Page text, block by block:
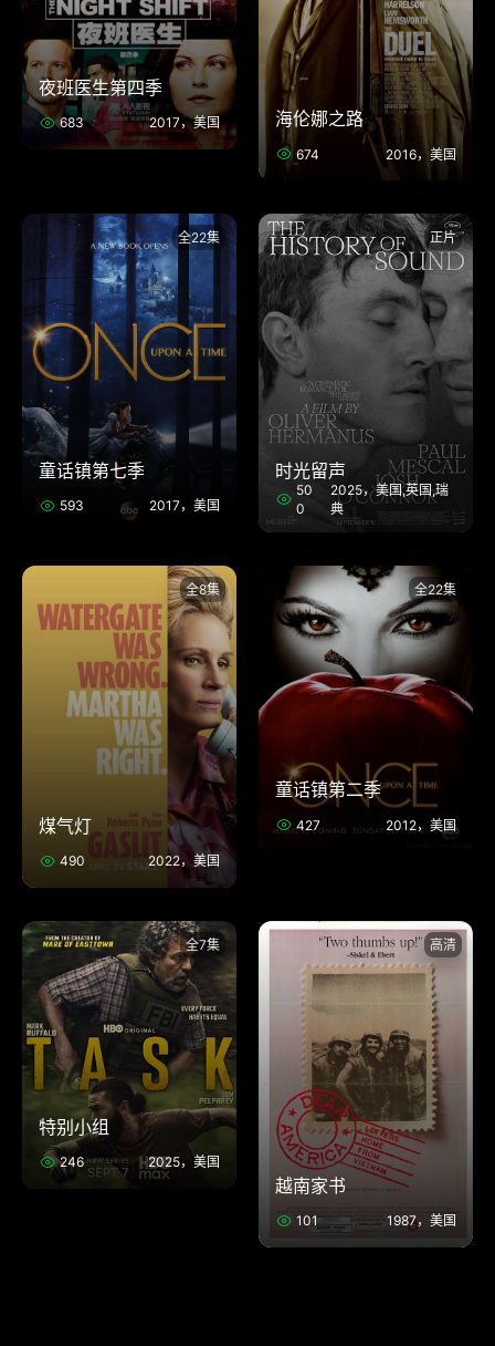
夜班医生第四季
683 2017，美国 海伦娜之路
674 2016，美国
全22集
童话镇第七季
593 2017，美国
正片
时光留声
50
0
2025，美国,英国,瑞
典
全8集
煤气灯
490 2022，美国
全22集
童话镇第二季
427 2012，美国
全7集
特别小组
246 2025，美国
高清
越南家书
101 1987，美国